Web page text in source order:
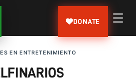
DONATE
EN ENTRETENIMIENTO